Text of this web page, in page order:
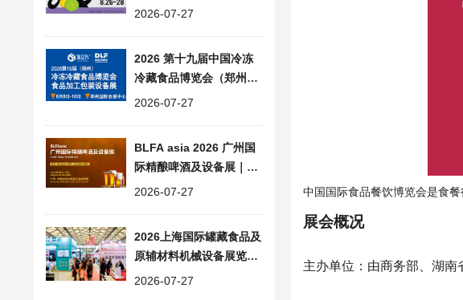
UIT
2026-07-27
2026 第十九届中国冷冻
冷藏食品博览会（郑州）|
食品加工包装设备展会
2026-07-27
BLFA asia 2026 广州国
际精酿啤酒及设备展｜大
湾区精酿产业一站式交流
2026-07-27
2026上海国际罐藏食品及
原辅材料机械设备展览会|
同期FHC上海环球食品展
2026-07-27
中国国际食品餐饮博览会是食
展会概况
主办单位：由商务部、湖南